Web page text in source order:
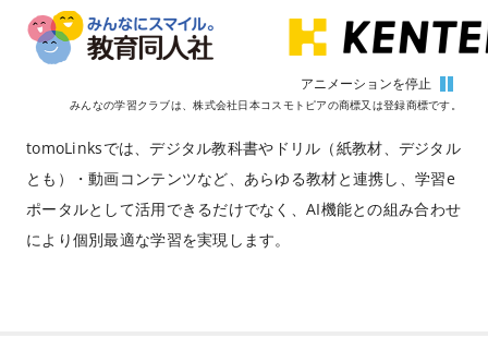
アニメーションを停止
みんなの学習クラブは、株式会社日本コスモトピアの商標又は登録商標です。
tomoLinksでは、デジタル教科書やドリル（紙教材、デジタル
とも）・動画コンテンツなど、 あらゆる教材と連携し、学習e
ポータルとして活用できるだけでなく、AI機能との組み合わせ
により個別最適な学習を実現します。